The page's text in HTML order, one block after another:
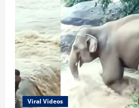
Viral Videos